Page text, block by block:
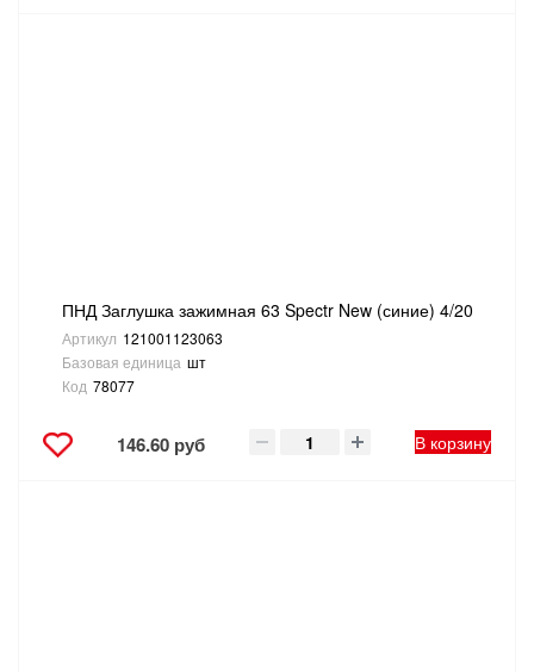
ПНД Заглушка зажимная 63 Spectr New (синие) 4/20
Артикул 121001123063
Базовая единица шт
Код 78077
146.60 руб В корзину